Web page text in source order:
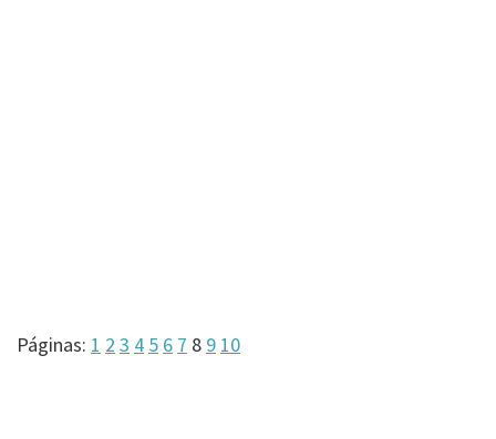
Páginas: Página
1 Página
2 Página
3 Página
4 Página
5 Página
6 Página
7 Página
8 Página
9 Página
10